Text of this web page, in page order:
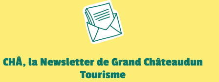
CHÂ, la Newsletter de Grand Châteaudun
Tourisme